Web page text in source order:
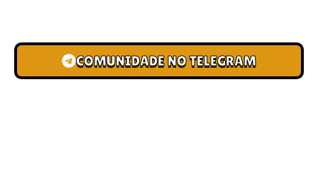
COMUNIDADE NO TELEGRAM